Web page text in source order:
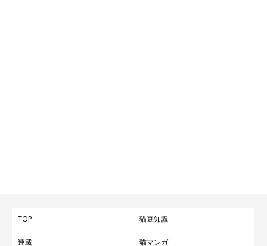
TOP 猫豆知識
連載 猫マンガ